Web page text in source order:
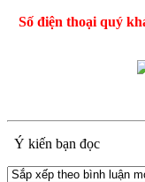
Số điện thoại quý
Ý kiến bạn đọc